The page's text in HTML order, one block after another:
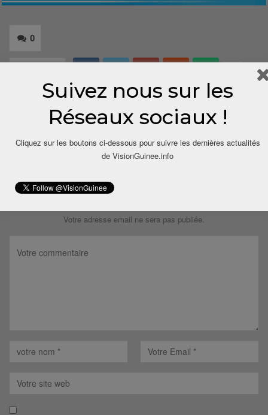
0
LAISSER UN COMMENTAIRE
Votre adresse email ne sera pas publiée.
Suivez nous sur les
Réseaux sociaux !
Cliquez sur les boutons ci-dessous pour suivre les dernières actualités
de VisionGuinee.info